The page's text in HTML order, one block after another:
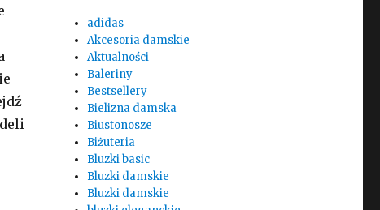
adidas
Akcesoria damskie
Aktualności
Baleriny
Bestsellery
Bielizna damska
Biustonosze
Biżuteria
Bluzki basic
Bluzki damskie
Bluzki damskie